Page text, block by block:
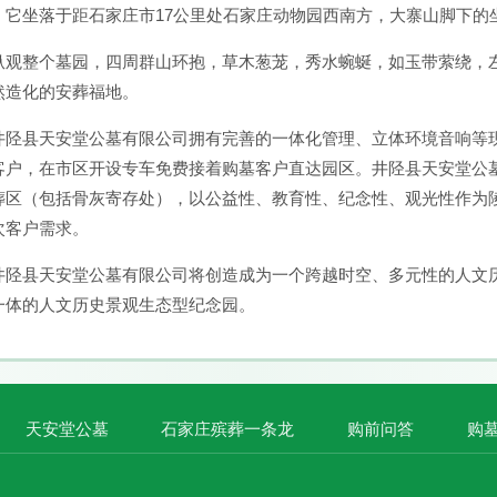
它坐落于距石家庄市17公里处石家庄动物园西南方，大寨山脚下的
观整个墓园，四周群山环抱，草木葱茏，秀水蜿蜒，如玉带萦绕
化的安葬福地。
陉县天安堂公墓有限公司拥有完善的一体化管理、立体环境音响
户，在市区开设专车免费接着购墓客户直达园区。井陉县天安堂
区（包括骨灰寄存处），以公益性、教育性、纪念性、观光性作
户需求。
陉县天安堂公墓有限公司将创造成为一个跨越时空、多元性的人
体的人文历史景观生态型纪念园。
天安堂公墓 石家庄殡葬一条龙 购前问答 购